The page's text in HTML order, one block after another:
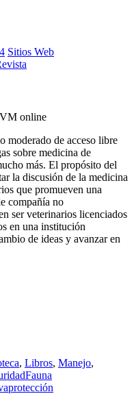
Sitios Web
moderado de acceso libre
sobre medicina de
más. El propósito del
la discusión de la medicina
que promueven una
compañía no
ser veterinarios licenciados
en una institución
de ideas y avanzar en
, Libros, Manejo,
Fauna
protección